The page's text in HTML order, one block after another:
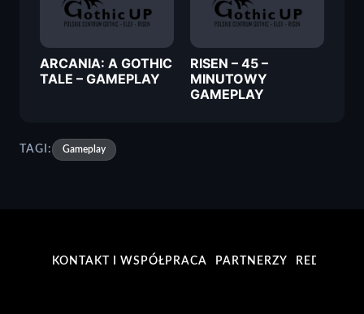
ARCANIA: A GOTHIC
TALE – GAMEPLAY
RISEN – 45 –
MINUTOWY
GAMEPLAY
TAGI: Gameplay
KONTAKT I WSPÓŁPRACA PARTNERZY REDAKCJA